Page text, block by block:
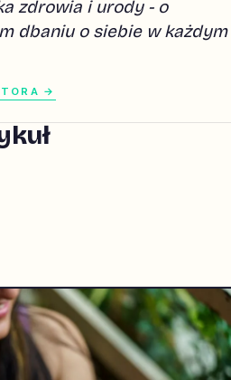
zdrowia i urody - o
dbaniu o siebie w każdym
→